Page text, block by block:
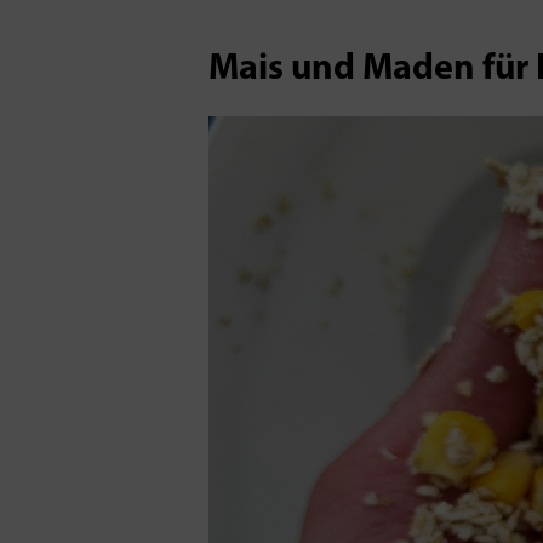
Mais und Maden für